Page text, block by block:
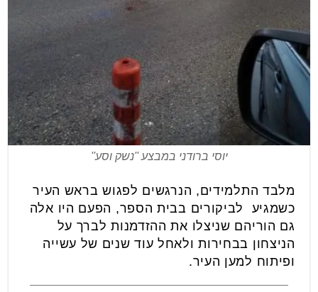
יוסי ברודני במבצע ''נשק וסע''
מלבד התלמידים, הנרגשים לפגוש בראש העיר
כשמגיע לביקורים בבית הספר, הפעם היו אלה
גם הוריהם שניצלו את ההזדמנות לברך על
הניצחון בבחירות ולאחל עוד שנים של עשייה
ופיתוח למען העיר.